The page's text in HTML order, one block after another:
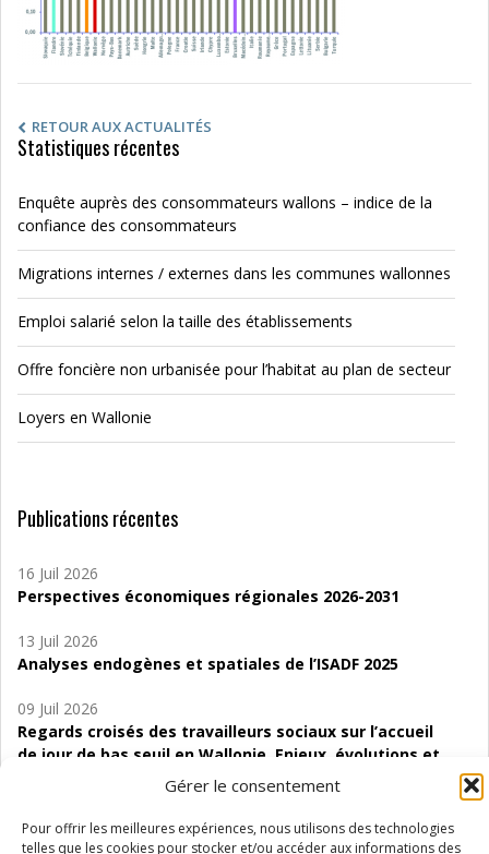
Gérer le consentement
Pour offrir les meilleures expériences, nous utilisons des technologies
telles que les cookies pour stocker et/ou accéder aux informations des
RETOUR AUX ACTUALITÉS
Statistiques récentes
Enquête auprès des consommateurs wallons – indice de la
confiance des consommateurs
Migrations internes / externes dans les communes wallonnes
Emploi salarié selon la taille des établissements
Offre foncière non urbanisée pour l’habitat au plan de secteur
Loyers en Wallonie
Publications récentes
16 Juil 2026
Perspectives économiques régionales 2026-2031
13 Juil 2026
Analyses endogènes et spatiales de l’ISADF 2025
09 Juil 2026
Regards croisés des travailleurs sociaux sur l’accueil
de jour de bas seuil en Wallonie. Enjeux, évolutions et
06 Juil 2026
Étude d’évaluabilité des Structures